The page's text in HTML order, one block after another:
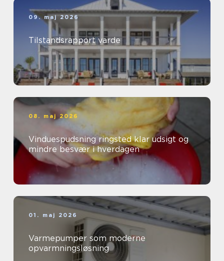
09. maj 2026
Tilstandsrapport varde
08. maj 2026
Vinduespudsning ringsted klar udsigt og
mindre besvær i hverdagen
01. maj 2026
Varmepumper som moderne
opvarmningsløsning